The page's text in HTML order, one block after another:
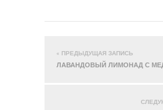
« ПРЕДЫДУЩАЯ ЗАПИСЬ
ЛАВАНДОВЫЙ ЛИМОНАД С